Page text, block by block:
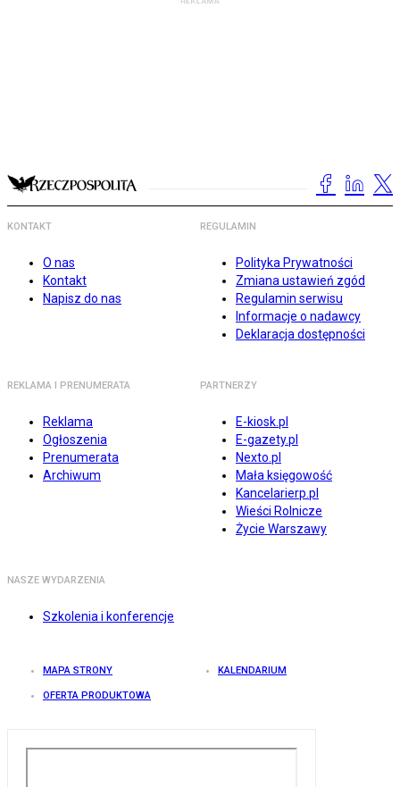
KONTAKT
O nas
Kontakt
Napisz do nas
REGULAMIN
Polityka Prywatności
Zmiana ustawień zgód
Regulamin serwisu
Informacje o nadawcy
Deklaracja dostępności
REKLAMA I PRENUMERATA
Reklama
Ogłoszenia
Prenumerata
Archiwum
PARTNERZY
E-kiosk.pl
E-gazety.pl
Nexto.pl
Mała księgowość
Kancelarierp.pl
Wieści Rolnicze
Życie Warszawy
NASZE WYDARZENIA
Szkolenia i konferencje
MAPA STRONY KALENDARIUM
OFERTA PRODUKTOWA